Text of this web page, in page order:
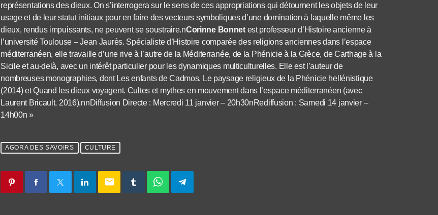
représentations des dieux. On s’interrogera sur le sens de ces appropriations qui détournent les objets de leur
usage et de leur statut initiaux pour en faire des vecteurs symboliques d’une domination à laquelle même les
dieux, rendus impuissants, ne peuvent se soustraire.nCorinne Bonnetest professeur d’Histoire ancienne à
l’université Toulouse – Jean Jaurès. Spécialiste d’Histoire comparée des religions anciennes dans l’espace
méditerranéen, elle travaille d’une rive à l’autre de la Méditerranée, de la Phénicie à la Grèce, de Carthage à la
Sicile et au-delà, avec un intérêt particulier pour les dynamiques multiculturelles. Elle est l’auteur de
nombreuses monographies, dont Les enfants de Cadmos. Le paysage religieux de la Phénicie hellénistique
(2014) et Quand les dieux voyagent. Cultes et mythes en mouvement dans l’espace méditerranéen (avec
Laurent Bricault, 2016).nnDiffusion Directe : Mercredi 11 janvier – 20h30nRediffusion : Samedi 14 janvier –
14h00n »
AGORA DES SAVOIRS CULTURE
email